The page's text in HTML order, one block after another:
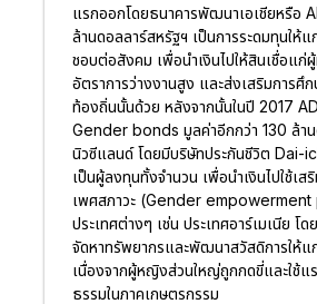
แรกออกโดยธนาคารพัฒนาเอเชียหรือ
ล้านดอลลาร์สหรัฐฯ เป็นการระดมทุนให้
ชอบต่อสังคม เพื่อนำเงินไปให้สินเชื่อแ
อัตราการว่างงานสูง และส่งเสริมการศึก
ท้องถิ่นนั้นด้วย หลังจากนั้นในปี 2017
Gender bonds มูลค่าอีกกว่า 130 ล้า
นิวซีแลนด์ โดยมีบริษัทประกันชีวิต Dai-
เป็นผู้ลงทุนทั้งจำนวน เพื่อนำเงินไปใช้เ
เพศสภาวะ (Gender empowerment
ประเทศต่างๆ เช่น ประเทศอาร์เมเนีย โด
จัดหาทรัพยากรและพัฒนาสวัสดิการให้แ
เนื่องจากผู้หญิงส่วนใหญ่ถูกกดขี่และใช้แ
ธรรมในภาคเกษตรกรรม